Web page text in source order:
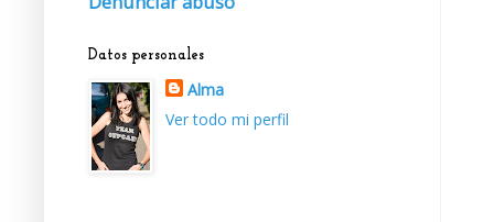
Datos personales
Alma
Ver todo mi perfil